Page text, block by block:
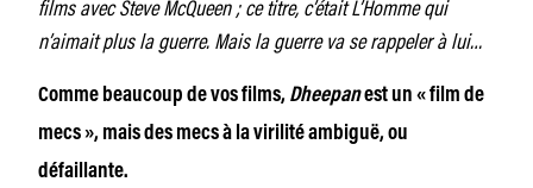
n’aimait plus la guerre. Mais la guerre va se rappeler à lui…
Comme beaucoup de vos films, Dheepanest un « film de
mecs », mais des mecs à la virilité ambiguë, ou
défaillante.